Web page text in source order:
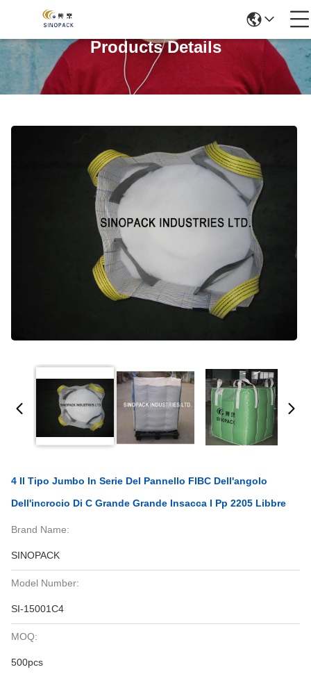
Products Details
4 Il Tipo Jumbo In Serie Del Pannello FIBC Dell'angolo
Dell'incrocio Di C Grande Grande Insacca I Pp 2205 Libbre
Brand Name:
SINOPACK
Model Number:
SI-15001C4
MOQ:
500pcs